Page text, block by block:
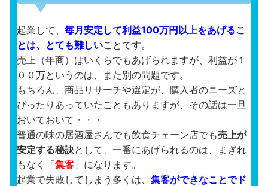
起業して、 毎月安定して利益100万円以上をあげるこ
とは、とても難しいことです。
売上（年商）はいくらでもあげられますが、利益が１
００万というのは、また別の問題です。
もちろん、商品リサーチや選定が、購入者のニーズと
ぴったりあっていたこともありますが、その話は一旦
おいておいて・・・
普通の味の居酒屋さんでも飲食チェーン店でも売上が
安定する秘訣として、一番にあげられるのは、まぎれ
もなく「集客 」になります。
起業で失敗してしまう多くは、 集客ができなことでド